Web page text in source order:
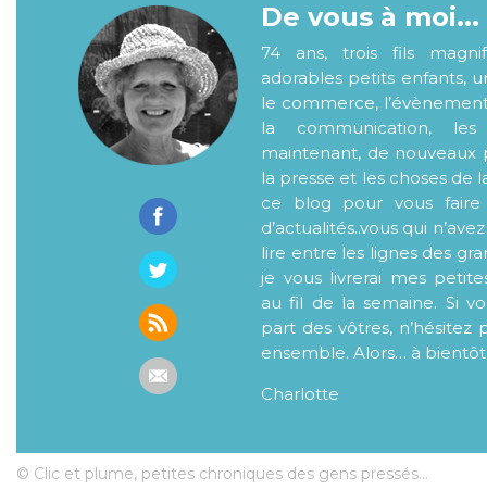
De vous à moi...
74 ans, trois fils
adorables petits enfants,
le commerce,
la communication,
maintenant, de nouveaux
la presse et les choses de
ce blog pour vous faire
d’actualités..vous qui
lire entre les lignes des
je vous livrerai mes
au fil de la semaine. Si
part des vôtres, n’hésitez
ensemble. Alors… à bientôt
Charlotte
© Clic et plume, petites chroniques des gens pressés...